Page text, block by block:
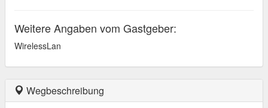
Weitere Angaben vom Gastgeber:
WirelessLan
Wegbeschreibung